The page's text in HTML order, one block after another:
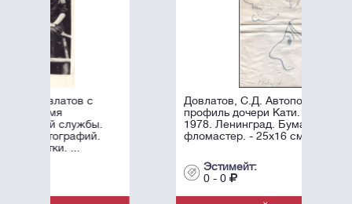
Довлатов, С.Д. Автопортрет и
профиль дочери Кати. 23 августа
1978. Ленинград. Бумага,
фломастер. - 25х16 см.